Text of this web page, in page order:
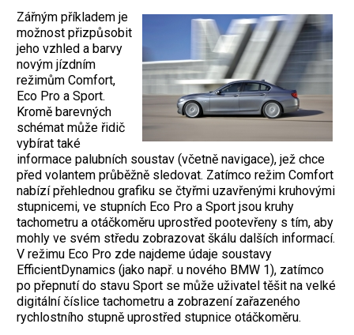
Zářným příkladem je
možnost přizpůsobit
jeho vzhled a barvy
novým jízdním
režimům Comfort,
Eco Pro a Sport.
Kromě barevných
schémat může řidič
vybírat také
informace palubních soustav (včetně navigace), jež chce
před volantem průběžně sledovat. Zatímco režim Comfort
nabízí přehlednou grafiku se čtyřmi uzavřenými kruhovými
stupnicemi, ve stupních Eco Pro a Sport jsou kruhy
tachometru a otáčkoměru uprostřed pootevřeny s tím, aby
mohly ve svém středu zobrazovat škálu dalších informací.
V režimu Eco Pro zde najdeme údaje soustavy
EfficientDynamics (jako např. u nového BMW 1), zatímco
po přepnutí do stavu Sport se může uživatel těšit na velké
digitální číslice tachometru a zobrazení zařazeného
rychlostního stupně uprostřed stupnice otáčkoměru.